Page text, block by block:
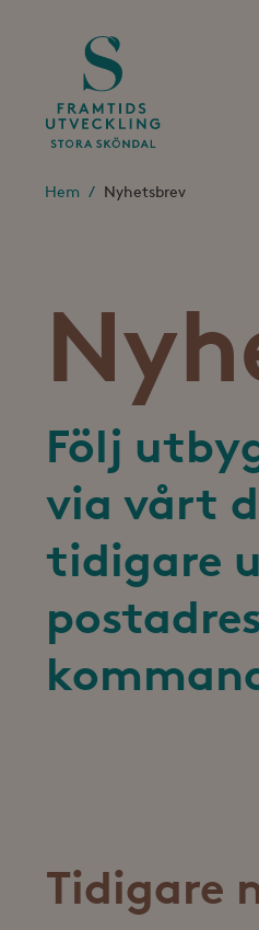
Hem Nyhetsbrev
Följ
via vårt
tidigare
Tidigare